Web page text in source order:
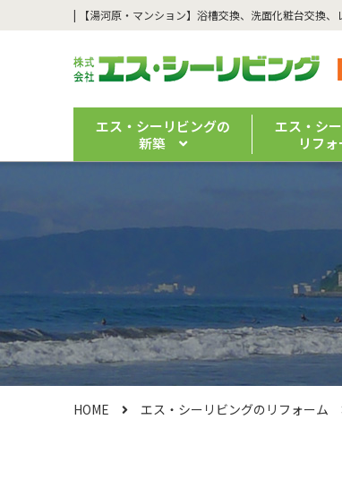
エス・シーリビングの
新築
エス・シ
リフ
HOME エス・シーリビングのリフォーム